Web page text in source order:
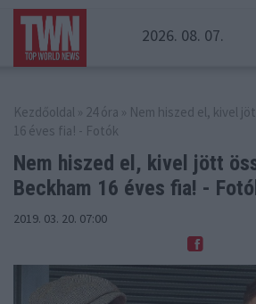
2026. 08. 07.
Kezdőoldal » 24 óra » Nem hiszed el, kivel
16 éves fia! - Fotók
Nem hiszed el, kivel jött
Beckham 16 éves fia! -
2019. 03. 20. 07:00